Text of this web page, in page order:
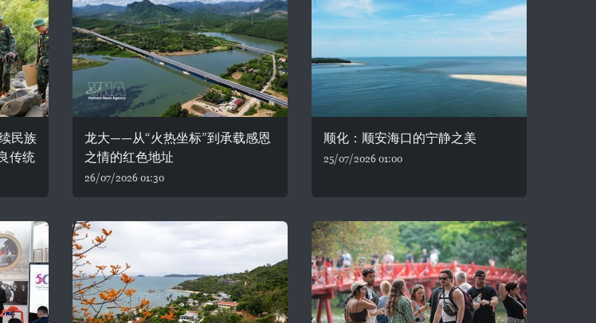
民族
传统
龙大——从“火热坐标”到承载感恩
之情的红色地址
26/07/2026 01:30
顺化：顺安海口的宁静之美
25/07/2026 01:00